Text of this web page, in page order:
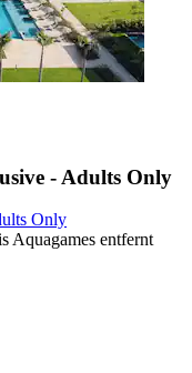
- Adults Only
Only
Aquagames entfernt